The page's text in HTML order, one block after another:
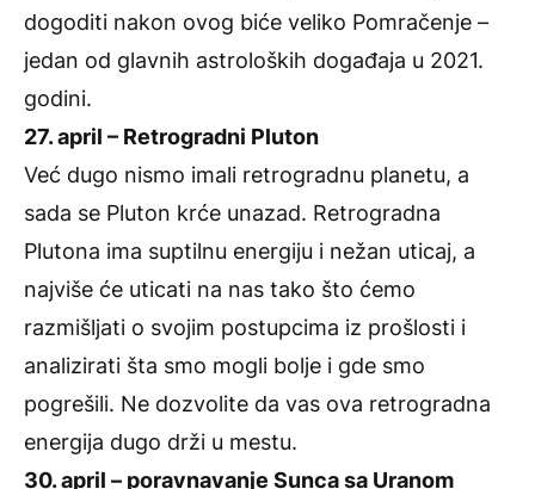
dogoditi nakon ovog biće veliko Pomračenje –
jedan od glavnih astroloških događaja u 2021.
godini.
27. april – Retrogradni Pluton
Već dugo nismo imali retrogradnu planetu, a
sada se Pluton krće unazad. Retrogradna
Plutona ima suptilnu energiju i nežan uticaj, a
najviše će uticati na nas tako što ćemo
razmišljati o svojim postupcima iz prošlosti i
analizirati šta smo mogli bolje i gde smo
pogrešili. Ne dozvolite da vas ova retrogradna
energija dugo drži u mestu.
30. april – poravnavanje Sunca sa Uranom